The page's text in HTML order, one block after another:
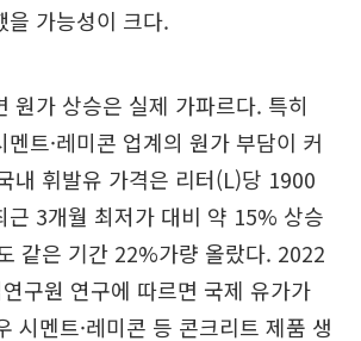
을 가능성이 크다.
원가 상승은 실제 가파르다. 특히
트·레미콘 업계의 원가 부담이 커
내 휘발유 가격은 리터(L)당 1900
근 3개월 최저가 대비 약 15% 상승
같은 기간 22%가량 올랐다. 2022
구원 연구에 따르면 국제 유가가
시멘트·레미콘 등 콘크리트 제품 생